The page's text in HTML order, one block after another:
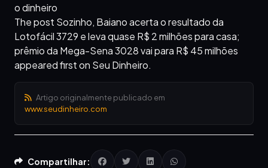
o dinheiro
The post Sozinho, Baiano acerta o resultado da
Lotofácil 3729 e leva quase R$ 2 milhões para casa;
prêmio da Mega-Sena 3028 vai para R$ 45 milhões
appeared first on Seu Dinheiro.
Artigo originalmente publicado em
www.seudinheiro.com
Compartilhar: